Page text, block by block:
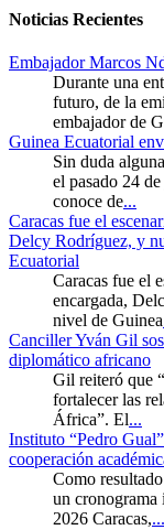
Noticias Recientes
Embajador Marcos
Durante una
futuro, de la
embajador de
Guinea Ecuatorial
Sin duda
el pasado 24
conoce de...
Caracas fue el
Delcy Rodríguez, y
Ecuatorial
Caracas fue el
encargada,
nivel de Guinea
Canciller Yván Gil
diplomático africano
Gil reiteró que
fortalecer las
África”. El...
Instituto “Pedro
cooperación
Como
un cronograma
2026 Caracas,...